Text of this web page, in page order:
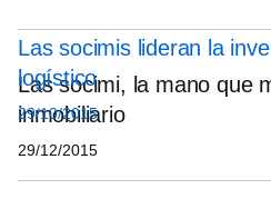
Las socimis lideran la
logístico
29/10/2015
Las socimi, la mano que
inmobiliario
29/12/2015